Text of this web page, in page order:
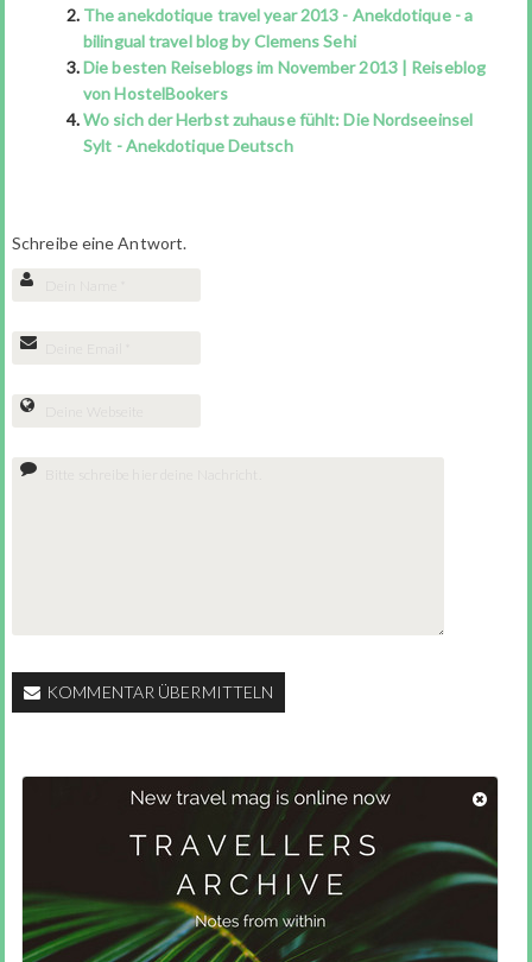
The anekdotique travel year 2013 - Anekdotique - a
bilingual travel blog by Clemens Sehi
Die besten Reiseblogs im November 2013 | Reiseblog
von HostelBookers
Wo sich der Herbst zuhause fühlt: Die Nordseeinsel
Sylt - Anekdotique Deutsch
Schreibe eine Antwort.
KOMMENTAR ÜBERMITTELN